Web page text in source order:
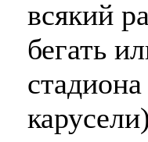
всякий
бегать